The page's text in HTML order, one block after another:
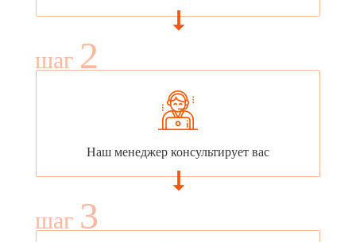
шаг 2
Наш менеджер консультирует вас
шаг 3